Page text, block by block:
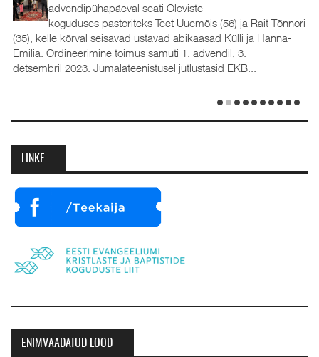
advendipühapäeval seati Oleviste
koguduses pastoriteks Teet Uuemõis (56) ja Rait Tõnnori
(35), kelle kõrval seisavad ustavad abikaasad Külli ja Hanna-
Emilia. Ordineerimine toimus samuti 1. advendil, 3.
detsembril 2023. Jumalateenistusel jutlustasid EKB...
LINKE
ENIMVAADATUD LOOD